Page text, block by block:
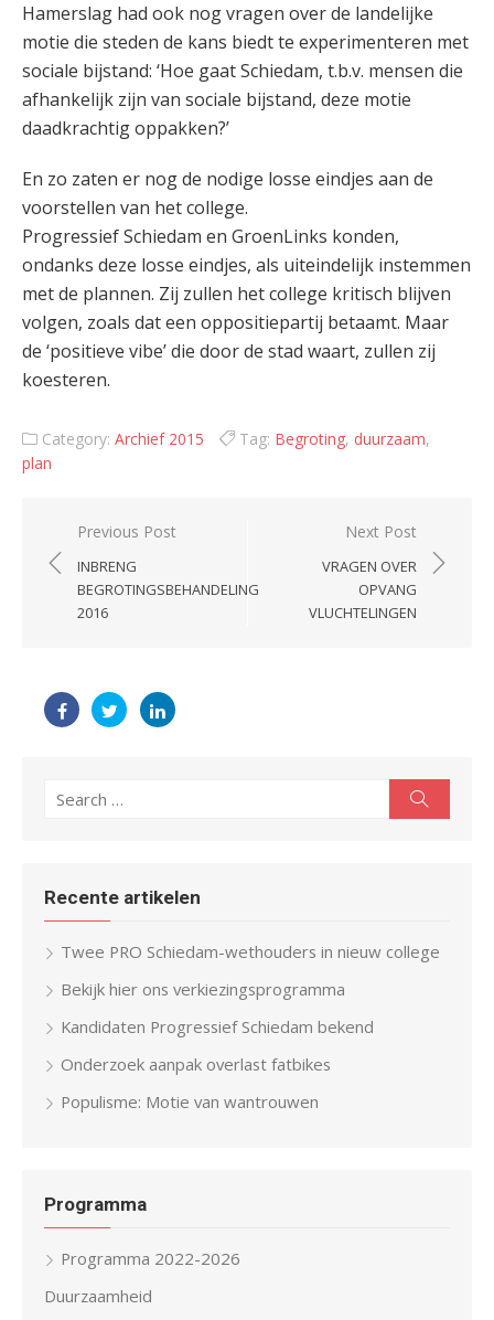
Hamerslag had ook nog vragen over de landelijke
motie die steden de kans biedt te experimenteren met
sociale bijstand: ‘Hoe gaat Schiedam, t.b.v. mensen die
afhankelijk zijn van sociale bijstand, deze motie
daadkrachtig oppakken?’
En zo zaten er nog de nodige losse eindjes aan de
voorstellen van het college.
Progressief Schiedam en GroenLinks konden,
ondanks deze losse eindjes, als uiteindelijk instemmen
met de plannen. Zij zullen het college kritisch blijven
volgen, zoals dat een oppositiepartij betaamt. Maar
de ‘positieve vibe’ die door de stad waart, zullen zij
koesteren.
Category: Archief 2015 Tag: Begroting, duurzaam,
plan
Post
navigation
Previous Post
INBRENG
BEGROTINGSBEHANDELING
2016
Next Post
VRAGEN OVER
OPVANG
VLUCHTELINGEN
for:
Recente artikelen
Twee PRO Schiedam-wethouders in nieuw college
Bekijk hier ons verkiezingsprogramma
Kandidaten Progressief Schiedam bekend
Onderzoek aanpak overlast fatbikes
Populisme: Motie van wantrouwen
Programma
Programma 2022-2026
Duurzaamheid